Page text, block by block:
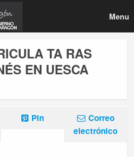
Menu
TA RAS
EN UESCA
Pin
Correo
electrónico